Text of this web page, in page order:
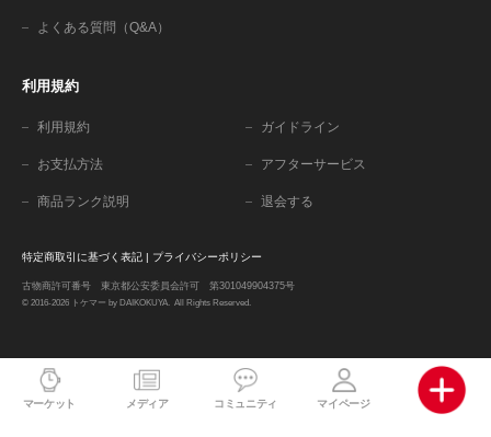
よくある質問（Q&A）
利用規約
利用規約 ガイドライン
お支払方法 アフターサービス
商品ランク説明 退会する
特定商取引に基づく表記 プライバシーポリシー
古物商許可番号 東京都公安委員会許可 第301049904375号
© 2016-2026 トケマー by DAIKOKUYA. All Rights Reserved.
マーケット メディア コミュニティ マイページ